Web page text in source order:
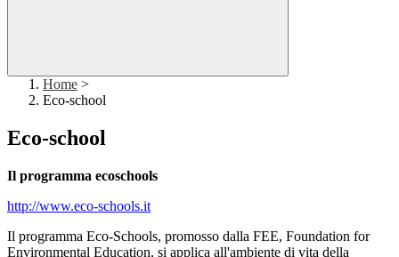
Home >
Eco-school
Eco-school
Il programma ecoschools
http://www.eco-schools.it
Il programma Eco-Schools, promosso dalla FEE, Foundation for
Environmental Education, si applica all'ambiente di vita della